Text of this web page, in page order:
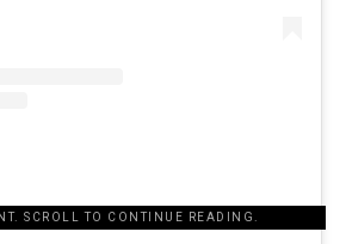
SCROLL TO CONTINUE READING.
id="243463"]